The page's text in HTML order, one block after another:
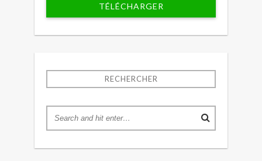
TÉLÉCHARGER
RECHERCHER